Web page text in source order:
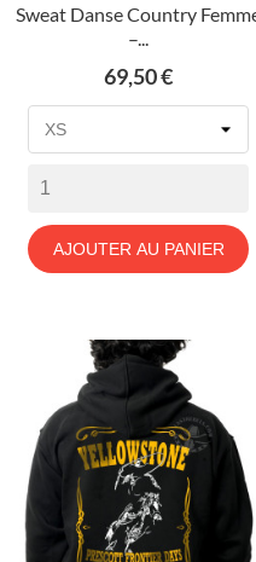
Sweat Danse Country
–...
Prix
69,50 €
AJOUTER AU PANIER